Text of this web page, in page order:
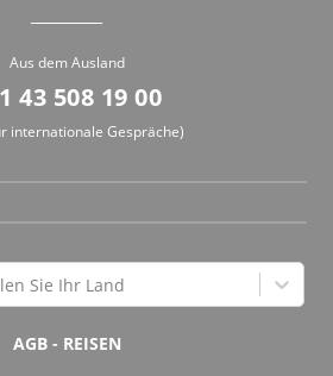
Aus dem Ausland
43 508 19 00
internationale Gespräche)
Sie Ihr Land
AGB - REISEN